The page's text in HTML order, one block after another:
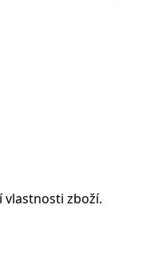
vlastnosti zboží.